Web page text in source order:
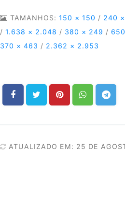
TAMANHOS:150 × 150 / 240
/ 1.638 × 2.048 / 380 × 249 /
370 × 463 / 2.362 × 2.953
ATUALIZADO EM: 25 DE